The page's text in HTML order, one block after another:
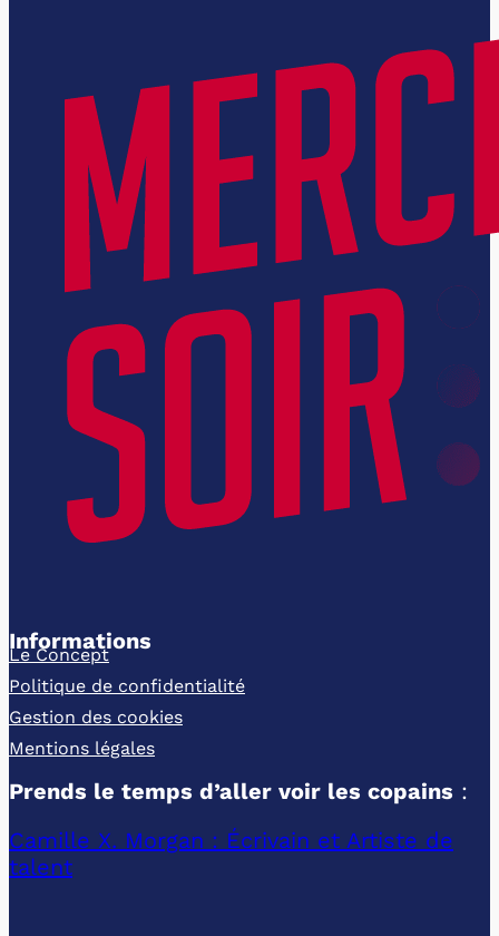
Informations
Le Concept
Politique de confidentialité
Gestion des cookies
Mentions légales
Prends le temps d’aller voir les copains :
Camille X. Morgan : Écrivain et Artiste de
talent